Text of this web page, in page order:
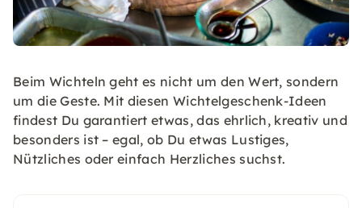
Beim Wichteln geht es nicht um den Wert, sondern
um die Geste. Mit diesen Wichtelgeschenk-Ideen
findest Du garantiert etwas, das ehrlich, kreativ und
besonders ist – egal, ob Du etwas Lustiges,
Nützliches oder einfach Herzliches suchst.